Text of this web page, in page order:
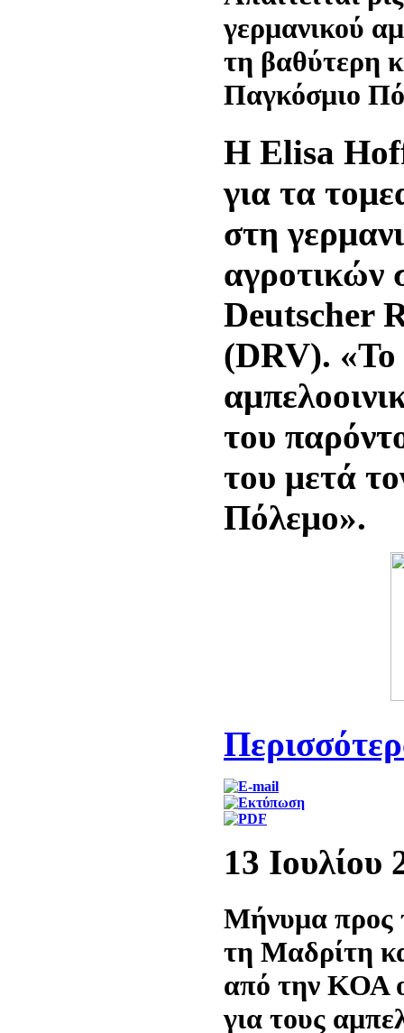
γερμανικού
τη βαθύτερη
Παγκόσμιο
Η Elisa
για τα
στη
αγροτικών
Deutscher
(DRV). «Το
του
του μετά
Πόλεμο».
13 Ιουλίου
Μήνυμα προς
τη Μαδρίτη
από την ΚΟΑ
για τους